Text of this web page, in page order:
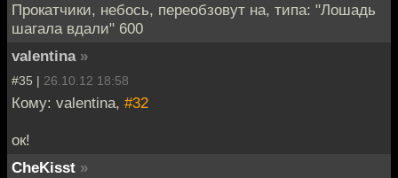
Прокатчики, небось, переобзовут на, типа: "Лошадь
шагала вдали" 600
valentina »
#35 | 26.10.12 18:58
Кому: valentina, #32
ок!
CheKisst »